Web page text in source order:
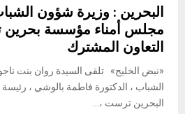
البحرين : وزيرة شؤون
مجلس أمناء مؤسسة
التعاون المشترك
«نبض الخليج» تلقى السيدة روان بنت
الشباب ، الدكتورة فاطمة بالوشي ،
البحرين ترست ،...